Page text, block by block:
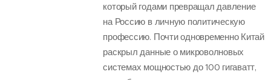
который годами превращал давление
на Россию в личную политическую
профессию. Почти одновременно Китай
раскрыл данные о микроволновых
системах мощностью до 100 гигаватт,